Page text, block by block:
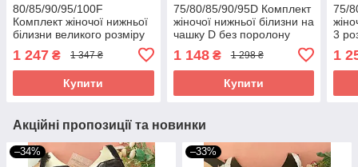
80/85/90/95/100F
Комплект жіночої нижньої
білизни великого розміру
1 247 ₴ 1 347 ₴
Купити
75/80/85/90/95D Комплект
жіночої нижньої білизни на
чашку D без поролону
бежевий
1 148₴ 1 298 ₴
Купити
75/
3
1
Акційні пропозиції та новинки
–34% –33%